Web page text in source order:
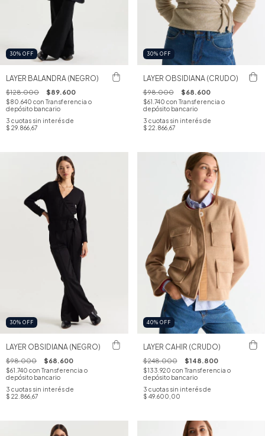
30% OFF
LAYER BALANDRA (NEGRO)
$128.000 $89.600
$80.640 con Transferencia o
depósito bancario
3 cuotas sin interés de
$ 29.866,67
30% OFF
LAYER OBSIDIANA (CRUDO)
$98.000 $68.600
$61.740 con Transferencia o
depósito bancario
3 cuotas sin interés de
$ 22.866,67
30% OFF
LAYER OBSIDIANA (NEGRO)
$98.000 $68.600
$61.740 con Transferencia o
depósito bancario
3 cuotas sin interés de
$ 22.866,67
40% OFF
LAYER CAHIR (CRUDO)
$248.000 $148.800
$133.920 con Transferencia o
depósito bancario
3 cuotas sin interés de
$ 49.600,00